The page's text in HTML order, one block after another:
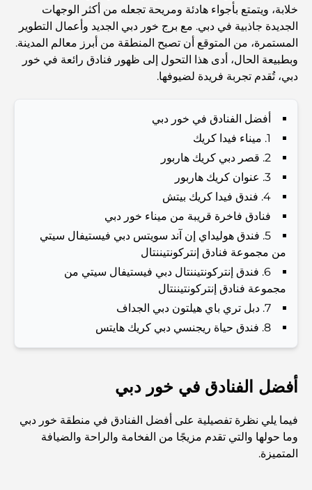
Best Schools in Downtown Dubai: A Guide for
Families
أشياء يمكنك القيام بها في دبي خلال فصل الصيف: دليلك الأمثل
للتغلب على الحرارة
أفضل الهدايا الفاخرة للرجال: أفكار هدايا مميزة وخالدة
Best Hotels in Business Bay, Dubai: Your Ultimate
Guide
المدارس القريبة من نخلة جميرا: دليل شامل للعائلات
Dubai Vision 2040 - Green Living, Scenic Routes
and a Smarter Metro Network
أفضل المقاهي في دبي بإطلالة خلابة: مزيج مثالي من المذاق
الرائع والمناظر الطبيعية الساحرة
دليل شامل لأندية شاطئ نخلة جميرا لعام 2026
المطاعم الإيطالية في وسط مدينة دبي: تذوق إيطاليا في قلب
خلابة، ويتمتع بأجواء هادئة ومريحة تجعله من أكثر الوجهات
الجديدة جاذبية في دبي. مع برج خور دبي الجديد وأعمال التطوير
المستمرة، من المتوقع أن تصبح المنطقة من أبرز معالم المدينة.
وبطبيعة الحال، أدى هذا التحول إلى ظهور فنادق رائعة في خور
دبي، تُقدم تجربة فريدة لضيوفها.
أفضل الفنادق في خور دبي
1. ميناء فيدا كريك
2. قصر دبي كريك هاربور
3. عنوان كريك هاربور
4. فندق فيدا كريك بيتش
فنادق فاخرة قريبة من ميناء خور دبي
5. فندق هوليداي إن آند سويتس دبي فيستيفال سيتي
من مجموعة فنادق إنتركونتيننتال
6. فندق إنتركونتيننتال دبي فيستيفال سيتي من
مجموعة فنادق إنتركونتيننتال
7. دبل تري باي هيلتون دبي الجداف
8. فندق حياة ريجنسي دبي كريك هايتس
أفضل الفنادق في خور دبي
فيما يلي نظرة تفصيلية على أفضل الفنادق في منطقة خور دبي
وما حولها والتي تقدم مزيجًا من الفخامة والراحة والضيافة
المتميزة.